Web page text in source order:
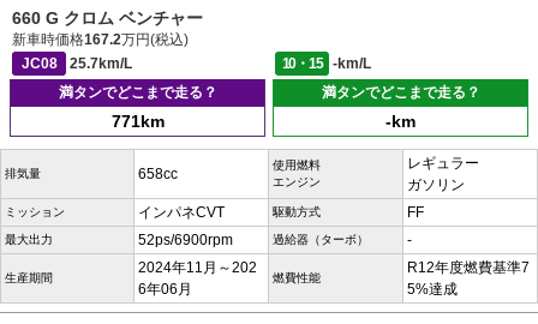
660 G クロム ベンチャー
新車時価格167.2万円(税込)
JC08
25.7km/L 10・15
-km/L
満タンでどこまで走る？
771km
満タンでどこまで走る？
-km
排気量 658cc
使用燃料
エンジン
レギュラー
ガソリン
ミッション インパネCVT 駆動方式 FF
最大出力 52ps/6900rpm 過給器（ターボ） -
生産期間
2024年11月～202
6年06月
燃費性能
R12年度燃費基準7
5%達成